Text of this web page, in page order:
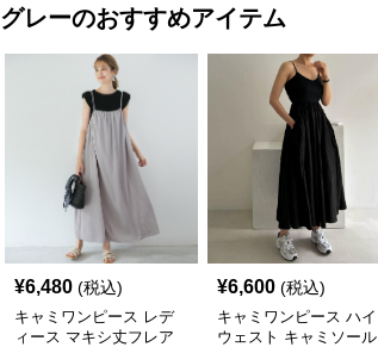
グレーのおすすめアイテム
¥6,480 (税込)
キャミワンピース レデ
ィース マキシ丈フレア
¥6,600 (税込)
キャミワンピース ハイ
ウェスト キャミソール